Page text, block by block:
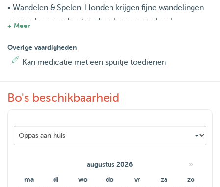
• Wandelen & Spelen: Honden krijgen fijne wandelingen
en speelsessies afgestemd op hun energielevel.
huisdieren krijgen liefdevolle verzorging en gezelschap.
• Eten & Medicatie: Voeding volgens schema en, indien
verblijfplaats voor een frisse omgeving.
Wanneer ik zorg:
• Tijdens vakanties, weekenden of drukke dagen.
Met mijn ervaring en liefde voor dieren zorg ik ervoor dat
+ Meer
Overige vaardigheden
Kan medicatie met een spuitje toedienen
Bo's beschikbaarheid
augustus 2026 »
ma di wo do vr za zo